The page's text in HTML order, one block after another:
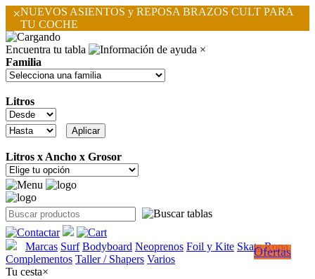
×NUEVOS ASIENTOS y REPOSA BRAZOS CULT PARA
TU COCHE
Encuentra tu tabla
×
Familia
Litros
Litros x Ancho x Grosor
Marcas Surf Bodyboard Neoprenos Foil y Kite Skate Ropa
Complementos Taller / Shapers Varios
Ofertas
Tu cesta×